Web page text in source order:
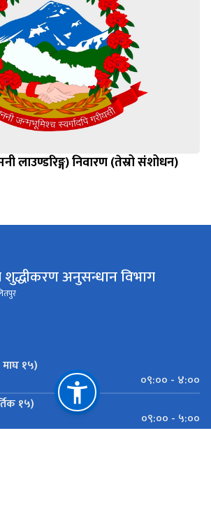
लाउण्डरिङ्ग) निवारण (तेस्रो संशोधन)
शुद्धीकरण अनुसन्धान विभाग
माघ १५)
०९:०० - ४:००
१५)
०९:०० - ५:००